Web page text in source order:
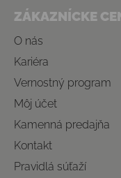
ZÁKAZNÍCKE
O nás
Kariéra
Vernostný program
Môj účet
Kamenná predajňa
Kontakt
Pravidlá súťaží